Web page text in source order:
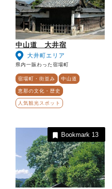
中山道 大井宿
大井町エリア
県内一賑わった宿場町
宿場町・街並み 中山道
恵那の文化・歴史
人気観光スポット
Bookmark 13